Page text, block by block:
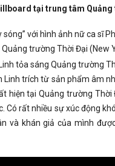
tại trung tâm
sóng” với hình ảnh nữ ca sĩ
trường Thời Đại (New
Linh trích từ sản phẩm âm
hiện tại Quảng trường Thời
Có rất nhiều sự xúc động
và khán giả của mình